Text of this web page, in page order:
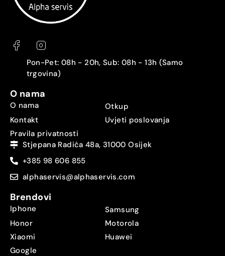
Pon-Pet: 08h - 20h, Sub: 08h - 13h (Samo
trgovina)
O nama
O nama
Otkup
Kontakt
Uvjeti poslovanja
Pravila privatnosti
Stjepana Radića 48a, 31000 Osijek
+385 98 606 855
alphaservis@alphaservis.com
Brendovi
Iphone
Samsung
Honor
Motorola
Xiaomi
Huawei
Google